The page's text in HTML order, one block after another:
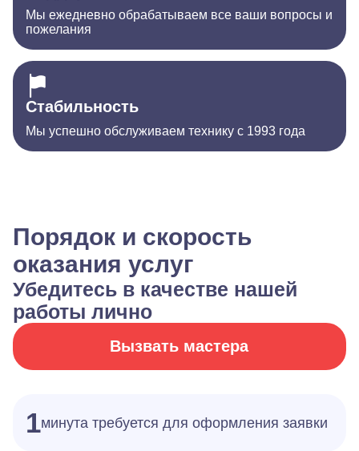
Мы ежедневно обрабатываем все ваши вопросы и
пожелания
Стабильность
Мы успешно обслуживаем технику с 1993 года
Порядок и скорость
оказания услуг
Убедитесь в качестве нашей
работы лично
Вызвать мастера
1минута требуется для оформления заявки